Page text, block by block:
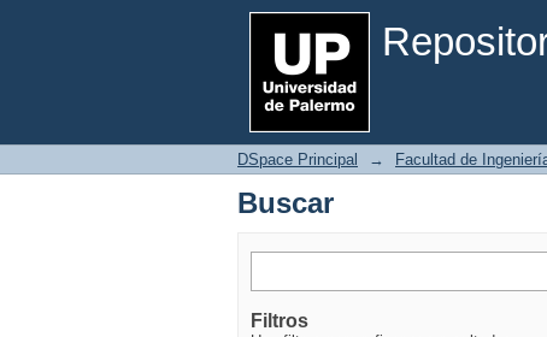
Buscar
DSpace Principal → Facultad de
Buscar
Filtros